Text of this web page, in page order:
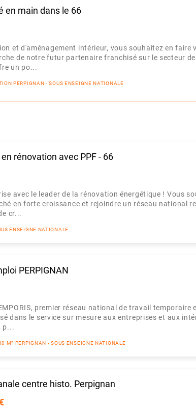
en main dans le 66
et d'aménagement intérieur, vous souhaitez en faire
de notre futur partenaire franchisé sur le secteur
un po...
PERPIGNAN - SOUS ENSEIGNE NATIONALE
rénovation avec PPF - 66
avec le leader de la rénovation énergétique ! Vous
en forte croissance et rejoindre un réseau national
cr...
ENSEIGNE NATIONALE
PERPIGNAN
premier réseau national de travail temporaire
dans le service sur mesure aux entreprises et aux
p...
M² PERPIGNAN - SOUS ENSEIGNE NATIONALE
centre histo. Perpignan